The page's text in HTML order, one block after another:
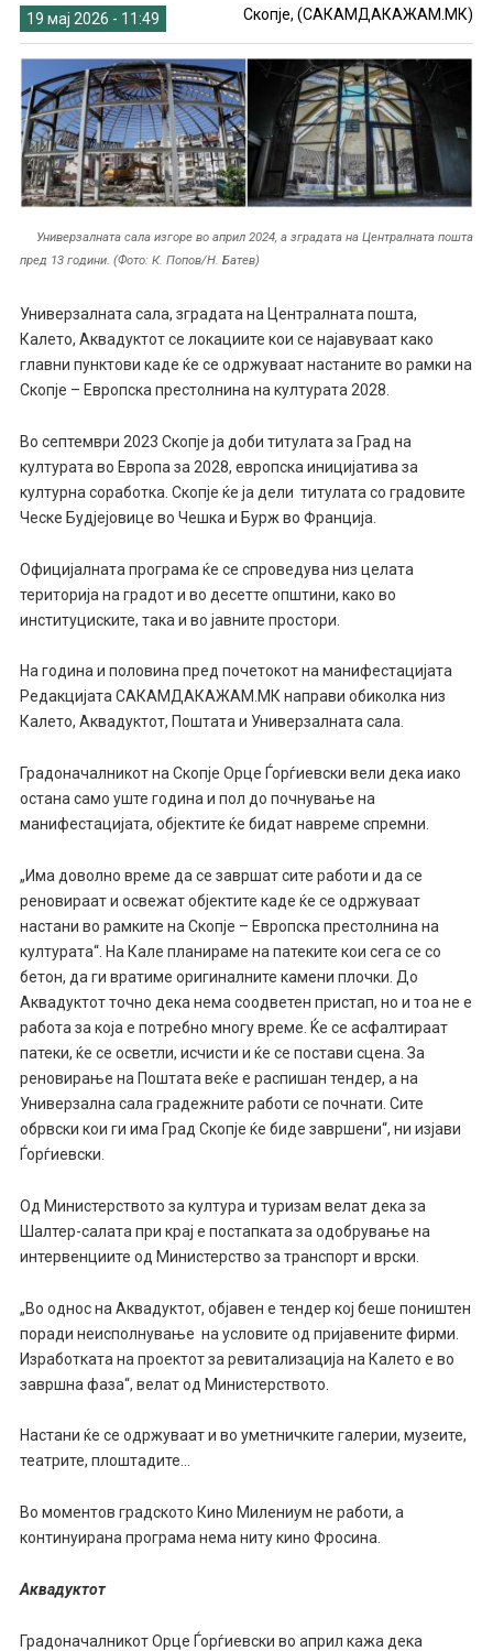
19 мај 2026 - 11:49 Скопје, (САКАМДАКАЖАМ.МК)
Универзалната сала изгоре во април 2024, а зградата на Централната пошта
пред 13 години. (Фото: К. Попов/Н. Батев)
Универзалната сала, зградата на Централната пошта,
Калето, Аквадуктот се локациите кои се најавуваат како
главни пунктови каде ќе се одржуваат настаните во рамки на
Скопје – Европска престолнина на културата 2028.
Во септември 2023 Скопје ја доби титулата за Град на
културата во Европа за 2028, европска иницијатива за
културна соработка. Скопје ќе ја дели титулата со градовите
Ческе Будјејовице во Чешка и Бурж во Франција.
Oфицијалната програма ќе се спроведува низ целата
територија на градот и во десетте општини, како во
институциските, така и во јавните простори.
На година и половина пред почетокот на манифестацијата
Редакцијата САКАМДАКАЖАМ.МК направи обиколка низ
Калето, Аквадуктот, Поштата и Универзалната сала.
Градоначалникот на Скопје Орце Ѓорѓиевски вели дека иако
остана само уште година и пол до почнување на
манифестацијата, објектите ќе бидат навреме спремни.
„Има доволно време да се завршат сите работи и да се
реновираат и освежат објектите каде ќе се одржуваат
настани во рамките на Скопје – Европска престолнина на
културата“. На Кале планираме на патеките кои сега се со
бетон, да ги вратиме оригиналните камени плочки. До
Аквадуктот точно дека нема соодветен пристап, но и тоа не е
работа за која е потребно многу време. Ќе се асфалтираат
патеки, ќе се осветли, исчисти и ќе се постави сцена. За
реновирање на Поштата веќе е распишан тендер, а на
Универзална сала градежните работи се почнати. Сите
обрвски кои ги има Град Скопје ќе биде завршени“, ни изјави
Ѓорѓиевски.
Од Министерството за култура и туризам велат дека за
Шалтер-салата при крај е постапката за одобрување на
интервенциите од Министерство за транспорт и врски.
„Во однос на Аквадуктот, објавен е тендер кој беше поништен
поради неисполнување на условите од пријавените фирми.
Изработката на проектот за ревитализација на Калето е во
завршна фаза“, велат од Министерството.
Настани ќе се одржуваат и во уметничките галерии, музеите,
театрите, плоштадите…
Во моментов градското Кино Милениум не работи, а
континуирана програма нема ниту кино Фросина.
Аквадуктот
Градоначалникот Орце Ѓорѓиевски во април кажа дека